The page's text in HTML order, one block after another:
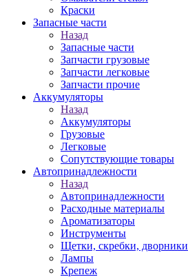
Краски
Запасные части
Назад
Запасные части
Запчасти грузовые
Запчасти легковые
Запчасти прочие
Аккумуляторы
Назад
Аккумуляторы
Грузовые
Легковые
Сопутствующие товары
Автопринадлежности
Назад
Автопринадлежности
Расходные материалы
Ароматизаторы
Инструменты
Щетки, скребки, дворники
Лампы
Крепеж